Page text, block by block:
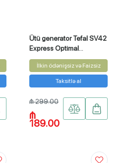
Ütü generator Tefal SV42
Express Optimal
1830009331
İlkin ödənişsiz və Faizsiz
Taksitlə al
₼ 299.00
₼
189.00